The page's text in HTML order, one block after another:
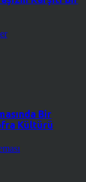
Bir
Kültürü